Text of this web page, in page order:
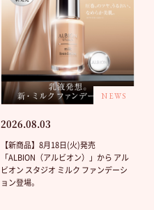
NEWS
2026.08.03
【新商品】8月18日(火)発売
「ALBION（アルビオン）」から アル
ビオン スタジオ ミルク ファンデーシ
ョン登場。